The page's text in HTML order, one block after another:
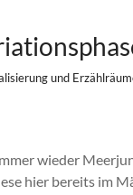
und
Schritt für
an der Illustration
Meerjungfrau
wieder
hier bereits im